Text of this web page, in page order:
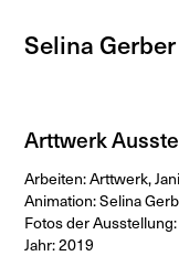
Selina Gerber
Arttwerk
Arbeiten: Arttwerk,
Animation: Selina
Fotos der
Jahr: 2019